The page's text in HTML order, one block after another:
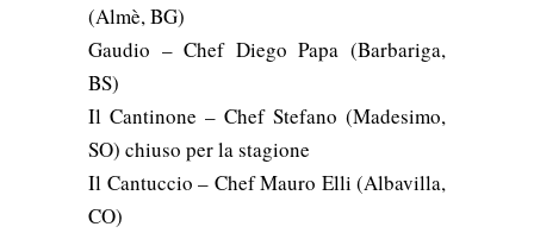
(Almè, BG)
Gaudio – Chef Diego Papa (Barbariga,
BS)
Il Cantinone – Chef Stefano (Madesimo,
SO) chiuso per la stagione
Il Cantuccio – Chef Mauro Elli (Albavilla,
CO)